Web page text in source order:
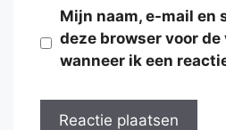
Mijn naam, e-mail en
deze browser voor de
wanneer ik een